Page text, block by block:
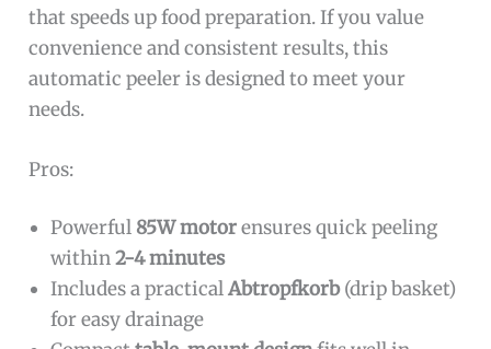
that speeds up food preparation. If you value
convenience and consistent results, this
automatic peeler is designed to meet your
needs.
Pros:
Powerful 85W motorensures quick peeling
within2-4 minutes
Includes a practicalAbtropfkorb(drip basket)
for easy drainage